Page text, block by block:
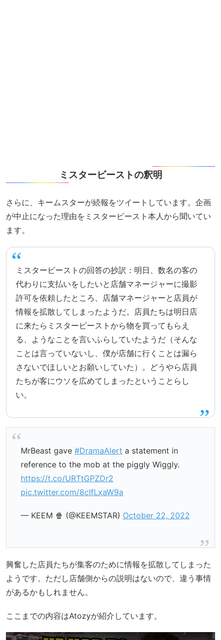
ミスタービーストの釈明
さらに、キームスターが続報をツイートしています。企画
が中止になった理由をミスタービースト本人から聞いてい
ます。
ミスタービーストの回答の抄訳：明日、数名の客の
代わりに支払いをしたいと店舗マネージャーに撮影
許可を依頼したところ、店舗マネージャーと店員が
情報を拡散してしまったようだ。店員たちは明日店
に来たらミスタービーストから物を買ってもらえ
る、ようなことを言いふらしていたようだ（そんな
ことは言っていないし、僕が店舗に行くことは漏ら
さないでほしいとお願いしていた）。どうやら店員
たちが客にウソを広めてしまったということらし
い。
MrBeast gave #DramaAlert a statement in
reference to the mob at the piggly Wiggly.
https://t.co/URTtGPZDr2
pic.twitter.com/8cIfLxaW9a
— KEEM 🍿 (@KEEMSTAR) October 22, 2022
興奮した店員たちが集客のために情報を拡散してしまった
ようです。ただし店舗側からの説明はないので、違う事情
があるかもしれません。
ここまでの内容はAtozyが紹介しています。